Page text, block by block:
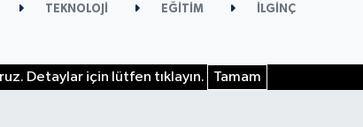
TEKNOLOJİ EĞİTİM
İLGİNÇ
Detaylar için lütfen tıklayın. Tamam